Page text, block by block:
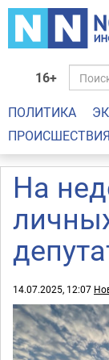
16+
ПОЛИТИКА
ПРОИСШЕСТВИЯ
На
14.07.2025, 12:07